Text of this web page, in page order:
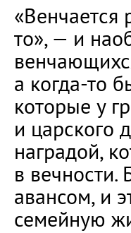
«Венчается
то», — и
а когда-то
которые у
и царского
наградой,
в
авансом, и
семейную